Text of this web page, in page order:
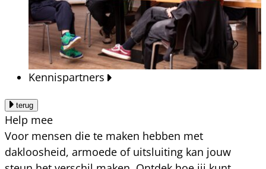
Kennispartners
terug
Help mee
Voor mensen die te maken hebben met
dakloosheid, armoede of uitsluiting kan jouw